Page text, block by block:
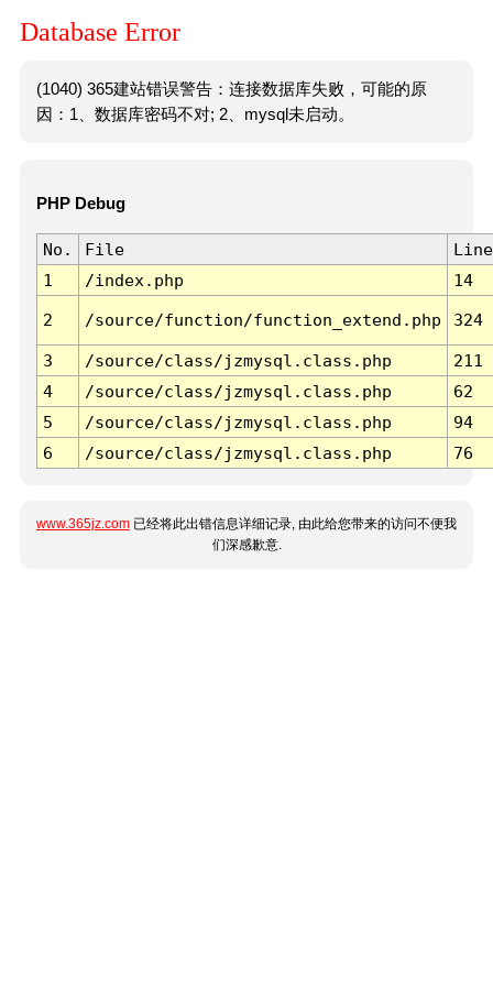
Database Error
(1040) 365建站错误警告：连接数据库失败，可能的原
因：1、数据库密码不对; 2、mysql未启动。
PHP Debug
No. File
Line
1
/index.php 14
2 /source/function/function_extend.php 324
3 /source/class/jzmysql.class.php
211
4
/source/class/jzmysql.class.php
62
5
/source/class/jzmysql.class.php
94
6
/source/class/jzmysql.class.php 76
www.365jz.com 已经将此出错信息详细记录, 由此给您带来的访问不便我
们深感歉意.